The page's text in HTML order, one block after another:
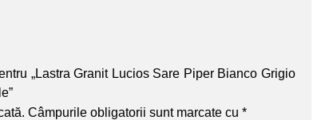
„Lastra Granit Lucios Sare Piper Bianco Grigio
Câmpurile obligatorii sunt marcate cu *